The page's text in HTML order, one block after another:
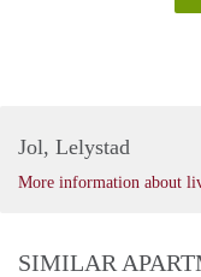
Jol, Lelystad
More information about
SIMILAR